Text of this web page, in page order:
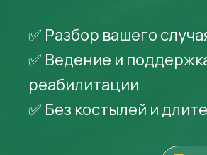
✅ Разбор вашего
✅ Ведение и
реабилитации
✅ Без костылей и